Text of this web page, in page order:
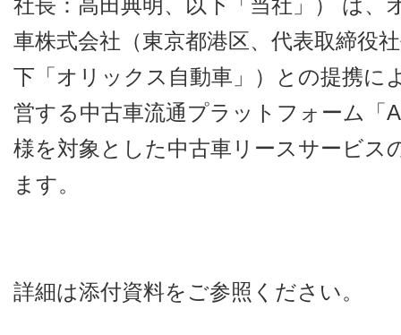
社長：高田典明、以下「当社」） は、
車株式会社（東京都港区、代表取締役
下「オリックス自動車」）との提携に
営する中古車流通プラットフォーム「
様を対象とした中古車リースサービス
ます。
詳細は添付資料をご参照ください。